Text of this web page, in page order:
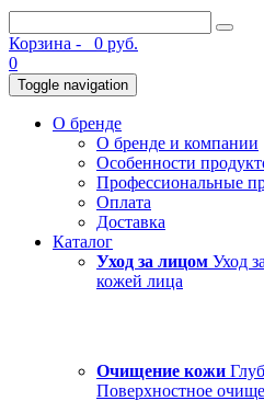
Корзина -
0 руб.
0
Toggle navigation
О бренде
О бренде и компании
Особенности
Профессиональные
Оплата
Доставка
Каталог
Уход за лицом Уход
кожей лица
Очищение кожи
Поверхностное